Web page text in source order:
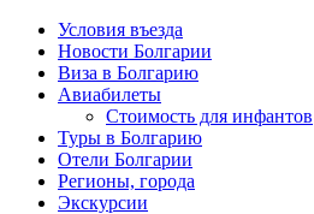
Условия въезда
Новости Болгарии
Виза в Болгарию
Авиабилеты
Стоимость для инфантов
Туры в Болгарию
Отели Болгарии
Регионы, города
Экскурсии